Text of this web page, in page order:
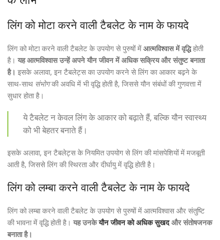
लिंग को मोटा करने वाली टैबलेट के नाम के फायदे
लिंग को मोटा करने वाली टैबलेट के उपयोग से पुरुषों में आत्मविश्वास में वृद्धिहोती
है। यह आत्मविश्वास उन्हें अपने यौन जीवन में अधिक सक्रिय और संतुष्ट बनाता
है। इसके अलावा, इन टैबलेट्स का उपयोग करने से लिंग का आकार बढ़ने के
साथ-साथ संभोगकी अवधि में भी वृद्धि होती है, जिससे यौन संबंधों की गुणवत्ता में
सुधार होता है।
ये टैबलेट न केवल लिंग के आकार को बढ़ाते हैं, बल्कि यौन स्वास्थ्य
को भी बेहतर बनाते हैं।
इसके अलावा, इन टैबलेट्स के नियमित उपयोग से लिंग की मांसपेशियों में मजबूती
आती है, जिससे लिंग की स्थिरता और दीर्घायु में वृद्धि होती है।
लिंग को लम्बा करने वाली टैबलेट के नाम के फायदे
लिंग को लम्बा करने वाली टैबलेट के उपयोग से पुरुषों में आत्मविश्वास और संतुष्टि
की भावना में वृद्धि होती है। यह उनकेयौन जीवन को अधिक सुखदऔर संतोषजनक
बनाता है।